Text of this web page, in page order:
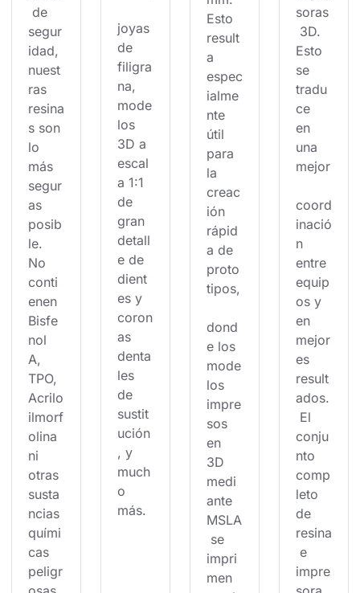
de
segur
idad,
nuest
ras
resina
s son
lo
más
segur
as
posib
le.
No
conti
enen
Bisfe
nol
A,
TPO,
Acrilo
ilmorf
olina
ni
otras
susta
ncias
quími
cas
peligr
joyas
de
filigra
na,
mode
los
3D a
escal
a 1:1
de
gran
detall
e de
dient
es y
coron
as
denta
les
de
sustit
ución
, y
much
o
más.
Esto
result
a
espec
ialme
nte
útil
para
la
creac
ión
rápid
a de
proto
tipos,
dond
e los
mode
los
impre
sos
en
3D
medi
ante
MSLA
se
impri
men
soras
3D.
Esto
se
tradu
ce
en
una
mejor
coord
inació
n
entre
equip
os y
en
mejor
es
result
ados.
El
conju
nto
comp
leto
de
resina
e
impre